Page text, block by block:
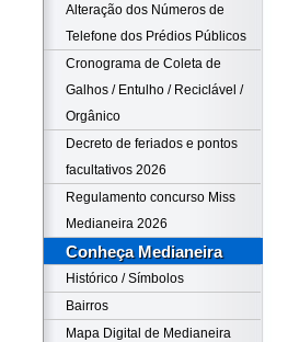
Alteração dos Números de
Telefone dos Prédios Públicos
Cronograma de Coleta de
Galhos / Entulho / Reciclável /
Orgânico
Decreto de feriados e pontos
facultativos 2026
Regulamento concurso Miss
Medianeira 2026
Conheça Medianeira
Histórico / Símbolos
Bairros
Mapa Digital de Medianeira